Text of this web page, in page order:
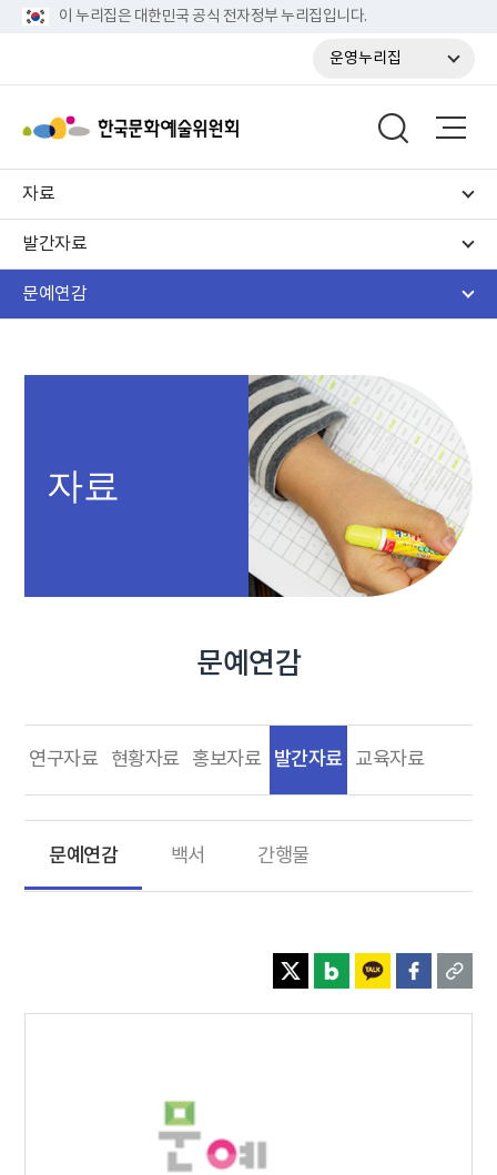
이 누리집은 대한민국 공식 전자정부 누리집입니다.
운영누리집
자료
발간자료
문예연감
자료
문예연감
연구자료 현황자료 홍보자료 발간자료 교육자료
문예연감 백서 간행물